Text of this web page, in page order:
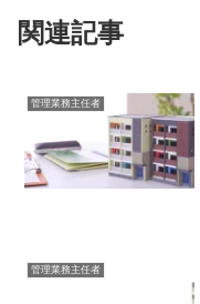
関連記事
管理業務主任者
管理業務主任者